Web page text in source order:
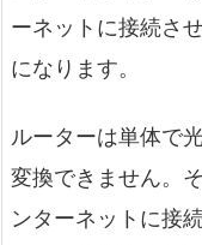
ーネットに接続さ
になります。
ルーターは単体で
変換できません。
ンターネットに接